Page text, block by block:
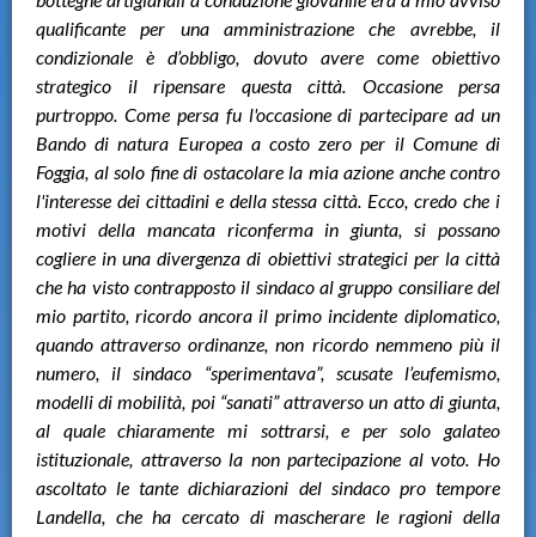
qualificante per una amministrazione che avrebbe, il
condizionale è d’obbligo, dovuto avere come obiettivo
strategico il ripensare questa città. Occasione persa
purtroppo. Come persa fu l'occasione di partecipare ad un
Bando di natura Europea a costo zero per il Comune di
Foggia, al solo fine di ostacolare la mia azione anche contro
l'interesse dei cittadini e della stessa città. Ecco, credo che i
motivi della mancata riconferma in giunta, si possano
cogliere in una divergenza di obiettivi strategici per la città
che ha visto contrapposto il sindaco al gruppo consiliare del
mio partito, ricordo ancora il primo incidente diplomatico,
quando attraverso ordinanze, non ricordo nemmeno più il
numero, il sindaco “sperimentava”, scusate l’eufemismo,
modelli di mobilità, poi “sanati” attraverso un atto di giunta,
al quale chiaramente mi sottrarsi, e per solo galateo
istituzionale, attraverso la non partecipazione al voto. Ho
ascoltato le tante dichiarazioni del sindaco pro tempore
Landella, che ha cercato di mascherare le ragioni della